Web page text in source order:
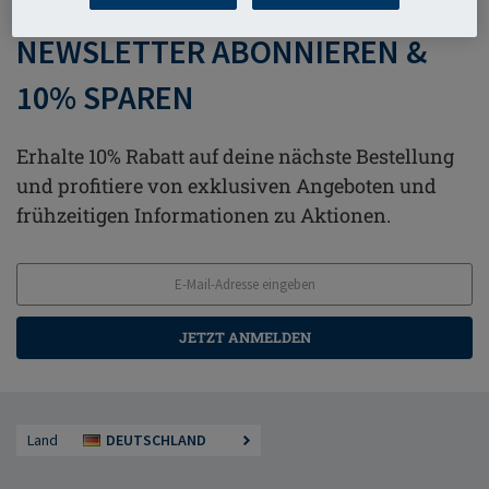
NEWSLETTER ABONNIEREN &
10% SPAREN
Erhalte 10% Rabatt auf deine nächste Bestellung
und profitiere von exklusiven Angeboten und
frühzeitigen Informationen zu Aktionen.
JETZT ANMELDEN
Land DEUTSCHLAND